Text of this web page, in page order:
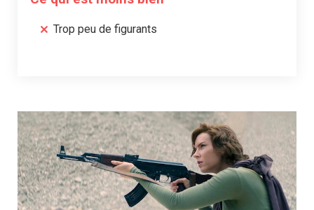
Trop peu de figurants